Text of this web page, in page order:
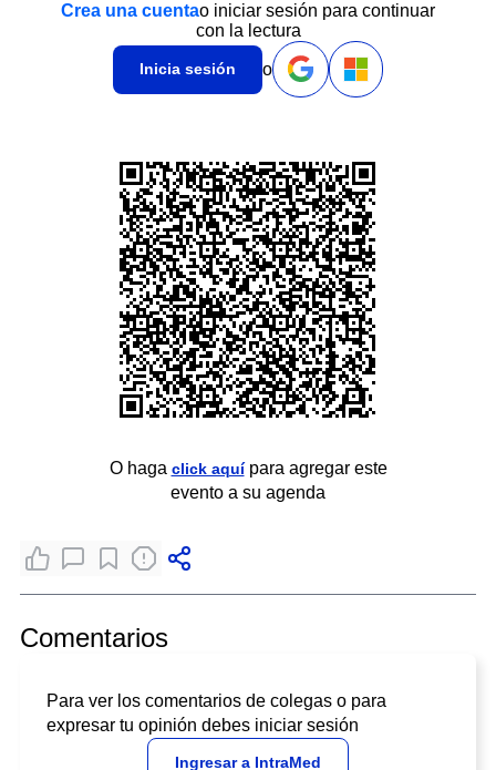
Crea una cuentao iniciar sesión para continuar
con la lectura
Inicia sesión o
O haga click aquípara agregar este
evento a su agenda
Comentarios
Para ver los comentarios de colegas o para
expresar tu opinión debes iniciar sesión
Ingresar a IntraMed